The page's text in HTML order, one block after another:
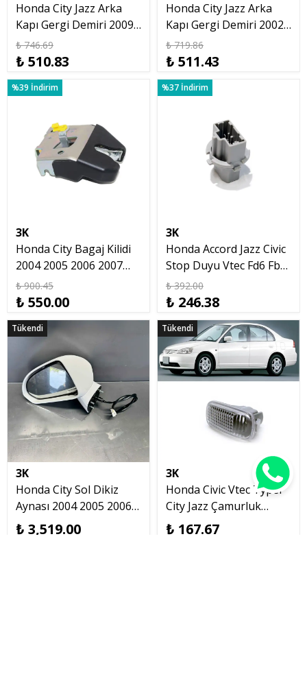
Honda City Jazz Arka
Kapı Gergi Demiri 2009
2013 R/L
₺ 746.69
₺ 510.83
Honda City Jazz Arka
Kapı Gergi Demiri 2002
2008
₺ 719.86
₺ 511.43
%39 İndirim
3K
Honda City Bagaj Kilidi
2004 2005 2006 2007
2008
₺ 900.45
₺ 550.00
%37 İndirim
3K
Honda Accord Jazz Civic
Stop Duyu Vtec Fd6 Fb7
T20 Ampul 2002 2016
₺ 392.00
₺ 246.38
Tükendi
Tükendi
3K
Honda City Sol Dikiz
Aynası 2004 2005 2006
2007 2008 3 Pimli
₺ 3,519.00
Tükendi
Tükendi
3K
Honda Civic Vtec Typer
City Jazz Çamurluk
Sinyali Beyaz 2002 2006
Sol
₺ 167.67